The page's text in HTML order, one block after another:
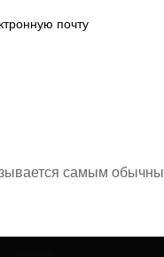
почту
самым